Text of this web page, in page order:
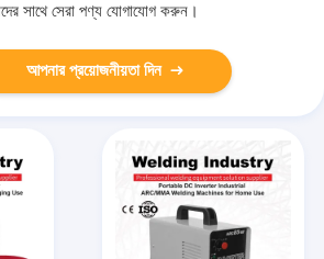
সাথে সেরা পণ্য যোগাযোগ করুন।
আপনার প্রয়োজনীয়তা দিন